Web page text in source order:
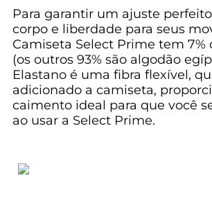
Para garantir um ajuste
corpo e liberdade para seus
Camiseta Select Prime tem 7%
(os outros 93% são algodão
Elastano é uma fibra flexível,
adicionado a camiseta,
caimento ideal para que você
ao usar a Select Prime.